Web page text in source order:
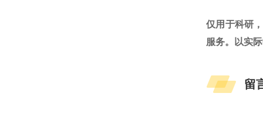
仅用于科研
服务。以实
留